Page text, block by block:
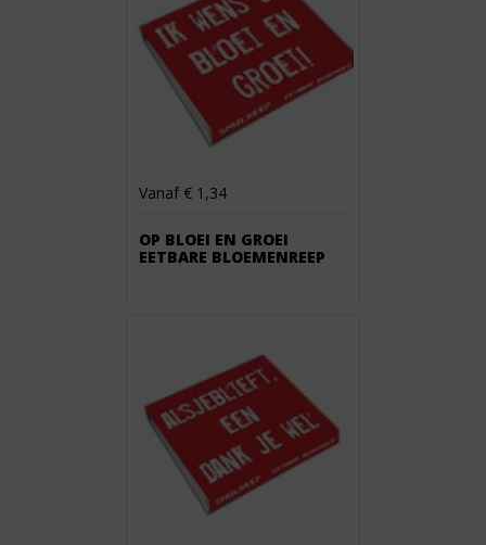
Vanaf € 1,34
OP BLOEI EN GROEI
EETBARE BLOEMENREEP